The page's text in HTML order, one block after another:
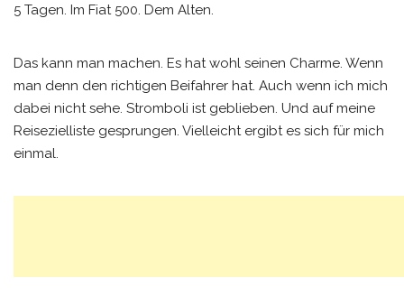
5 Tagen. Im Fiat 500. Dem Alten.
Das kann man machen. Es hat wohl seinen Charme. Wenn
man denn den richtigen Beifahrer hat. Auch wenn ich mich
dabei nicht sehe. Stromboli ist geblieben. Und auf meine
Reisezielliste gesprungen. Vielleicht ergibt es sich für mich
einmal.